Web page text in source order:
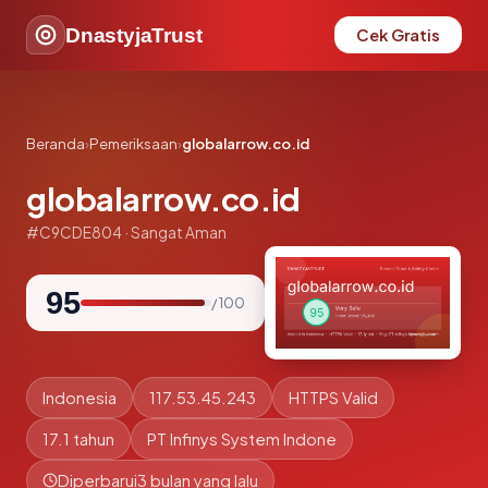
DnastyjaTrust Cek Gratis
Beranda›Pemeriksaan›globalarrow.co.id
globalarrow.co.id
#C9CDE804 · Sangat Aman
95 / 100
Indonesia 117.53.45.243 HTTPS Valid
17.1 tahun PT Infinys System Indone
Diperbarui3 bulan yang lalu